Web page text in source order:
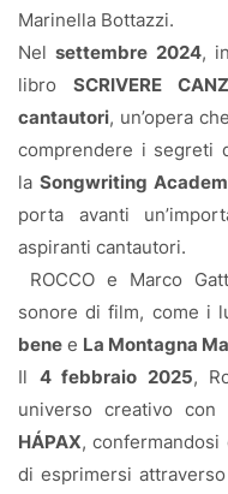
Marinella Bottazzi.
Nelsettembre 2024,
libro SCRIVERE
cantautori, un’opera
comprendere i segreti
laSongwriting
porta avanti
aspiranti cantautori.
ROCCO e Marco
sonore di film, come i
bene e La Montagna
Il 4 febbraio 2025,
universo creativo con
HÁPAX,
di esprimersi